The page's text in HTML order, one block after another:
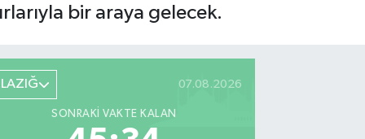
bir araya gelecek.
07.08.2026
SONRAKI VAKTE KALAN